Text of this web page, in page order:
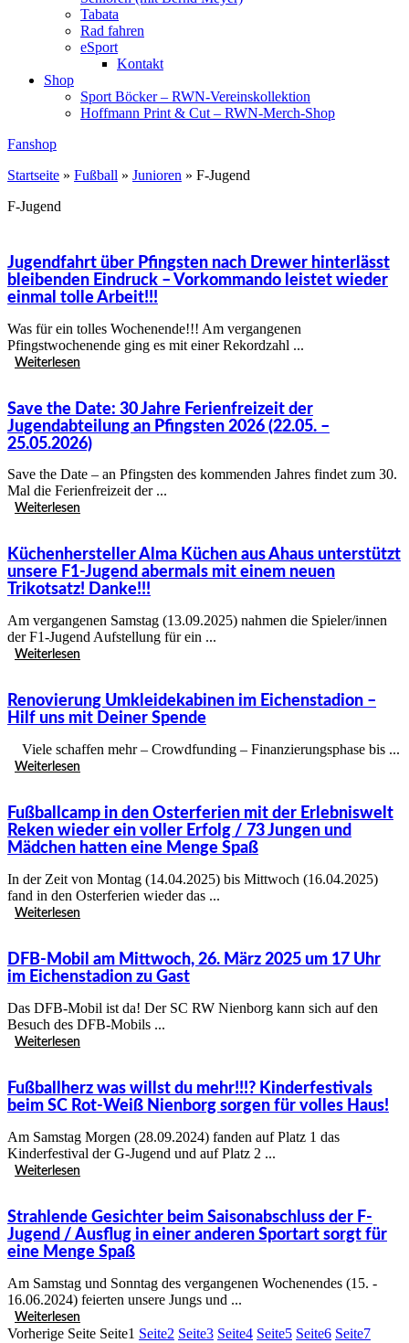
Tabata
Rad fahren
eSport
Kontakt
Shop
Sport Böcker – RWN-Vereinskollektion
Hoffmann Print & Cut – RWN-Merch-Shop
Fanshop
Startseite » Fußball » Junioren » F-Jugend
F-Jugend
Jugendfahrt über Pfingsten nach Drewer hinterlässt
bleibenden Eindruck – Vorkommando leistet wieder
einmal tolle Arbeit!!!
Was für ein tolles Wochenende!!! Am vergangenen
Pfingstwochenende ging es mit einer Rekordzahl ...
Weiterlesen
Save the Date: 30 Jahre Ferienfreizeit der
Jugendabteilung an Pfingsten 2026 (22.05. –
25.05.2026)
Save the Date – an Pfingsten des kommenden Jahres findet zum 30.
Mal die Ferienfreizeit der ...
Weiterlesen
Küchenhersteller Alma Küchen aus Ahaus unterstützt
unsere F1-Jugend abermals mit einem neuen
Trikotsatz! Danke!!!
Am vergangenen Samstag (13.09.2025) nahmen die Spieler/innen
der F1-Jugend Aufstellung für ein ...
Weiterlesen
Renovierung Umkleidekabinen im Eichenstadion –
Hilf uns mit Deiner Spende
Viele schaffen mehr – Crowdfunding – Finanzierungsphase bis ...
Weiterlesen
Fußballcamp in den Osterferien mit der Erlebniswelt
Reken wieder ein voller Erfolg / 73 Jungen und
Mädchen hatten eine Menge Spaß
In der Zeit von Montag (14.04.2025) bis Mittwoch (16.04.2025)
fand in den Osterferien wieder das ...
Weiterlesen
DFB-Mobil am Mittwoch, 26. März 2025 um 17 Uhr
im Eichenstadion zu Gast
Das DFB-Mobil ist da! Der SC RW Nienborg kann sich auf den
Besuch des DFB-Mobils ...
Weiterlesen
Fußballherz was willst du mehr!!!? Kinderfestivals
beim SC Rot-Weiß Nienborg sorgen für volles Haus!
Am Samstag Morgen (28.09.2024) fanden auf Platz 1 das
Kinderfestival der G-Jugend und auf Platz 2 ...
Weiterlesen
Strahlende Gesichter beim Saisonabschluss der F-
Jugend / Ausflug in einer anderen Sportart sorgt für
eine Menge Spaß
Am Samstag und Sonntag des vergangenen Wochenendes (15. -
16.06.2024) feierten unsere Jungs und ...
Weiterlesen
Vorherige Seite Seite1 Seite2 Seite3 Seite4 Seite5 Seite6 Seite7